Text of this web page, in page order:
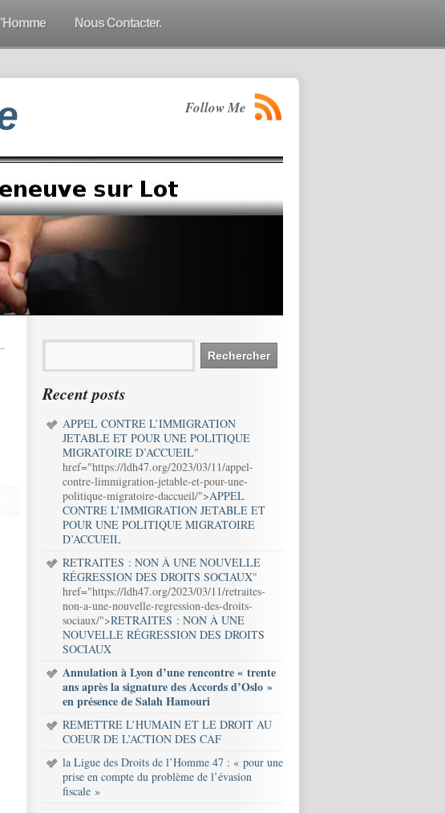
Nous Contacter.
Follow Me
Recent posts
APPEL CONTRE L’IMMIGRATION
JETABLE ET POUR UNE POLITIQUE
MIGRATOIRE D’ACCUEIL"
href="https://ldh47.org/2023/03/11/appel-
contre-limmigration-jetable-et-pour-une-
politique-migratoire-daccueil/">APPEL
CONTRE L’IMMIGRATION JETABLE ET
POUR UNE POLITIQUE MIGRATOIRE
D’ACCUEIL
RETRAITES : NON À UNE NOUVELLE
RÉGRESSION DES DROITS SOCIAUX"
href="https://ldh47.org/2023/03/11/retraites-
non-a-une-nouvelle-regression-des-droits-
sociaux/">RETRAITES : NON À UNE
NOUVELLE RÉGRESSION DES DROITS
SOCIAUX
Annulation à Lyon d’une rencontre « trente
ans après la signature des Accords d’Oslo »
en présence de Salah Hamouri
REMETTRE L’HUMAIN ET LE DROIT AU
COEUR DE L’ACTION DES CAF
la Ligue des Droits de l’Homme 47 : « pour une
prise en compte du problème de l’évasion
fiscale »